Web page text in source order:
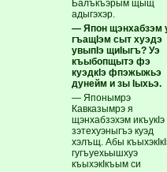
Балъкъэрым щыщ
адыгэхэр.
— Япон щэнхабзэм
гъащIэм сыт хуэдэ
увыпIэ щиIыгъ? Уэ
къыбопщытэ фэ
куэдкIэ фпэжыжьэ
дунейм и зы Iыхьэ.
— Японымрэ
Кавказымрэ я
щэнхабзэхэм икъукIэ
зэтехуэныгъэ куэд
хэлъщ. Абы
гугъуехьышхуэ
къыхэкIкъым си